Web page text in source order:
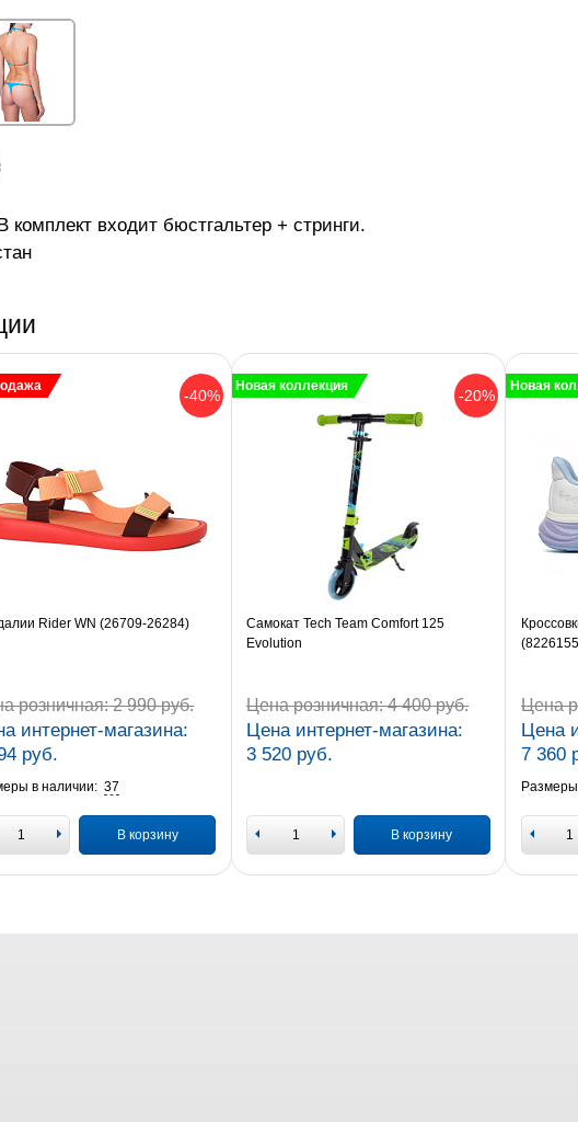
входит бюстгальтер + стринги.
-40%
Rider WN (26709-26284)
розничная:2 990 руб.
интернет-магазина:
руб.
в наличии: 37
В корзину
-20%
Новая коллекция
Самокат Tech Team Comfort 125
Evolution
Цена розничная:4 400 руб.
Цена интернет-магазина:
3 520 руб.
В корзину
Новая
Цена
Цена
7 360